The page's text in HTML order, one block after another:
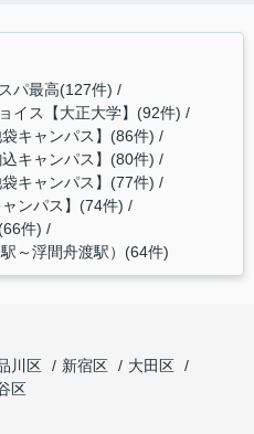
パ最高(127件)
イス【大正大学】(92件)
キャンパス】(86件)
キャンパス】(80件)
キャンパス】(77件)
ンパス】(74件)
件)
～浮間舟渡駅）(64件)
川区 新宿区
大田区
区